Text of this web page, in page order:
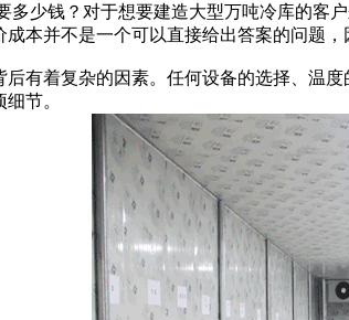
多少钱？对于想要建造大型万吨冷库的客
本并不是一个可以直接给出答案的问题，
着复杂的因素。任何设备的选择、温度
节。